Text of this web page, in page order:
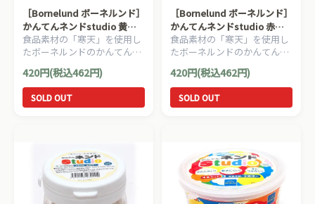
［Bornelund ボーネルンド］
かんてんネンドstudio 黄
（寒天粘土）
食品素材の「寒天」を使用し
たボーネルンドのかんてんネ
ンド（寒天粘土）。はじめて
のねんど遊びにもオススメで
す。
420円(税込462円)
SOLD OUT
［Bornelund ボーネルンド］
かんてんネンドstudio 赤
（寒天粘土）
食品素材の「寒天」を使用し
たボーネルンドのかんてんネ
ンド（寒天粘土）。はじめて
のねんど遊びにもオススメで
す。
420円(税込462円)
SOLD OUT